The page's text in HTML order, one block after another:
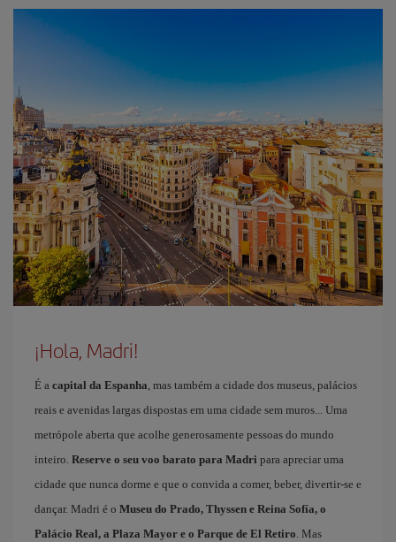
¡Hola, Madri!
É a capital da Espanha, mas também a cidade dos museus, palácios
reais e avenidas largas dispostas em uma cidade sem muros... Uma
metrópole aberta que acolhe generosamente pessoas do mundo
inteiro. Reserve o seu voo barato para Madri para apreciar uma
cidade que nunca dorme e que o convida a comer, beber, divertir-se e
dançar. Madri é o Museu do Prado, Thyssen e Reina Sofía, o
Palácio Real, a Plaza Mayor e o Parque de El Retiro. Mas